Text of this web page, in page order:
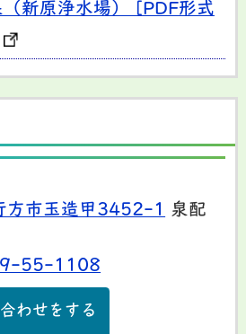
新原浄水場） [PDF形式
方市玉造甲3452-1
泉配
55-1108
わせをする